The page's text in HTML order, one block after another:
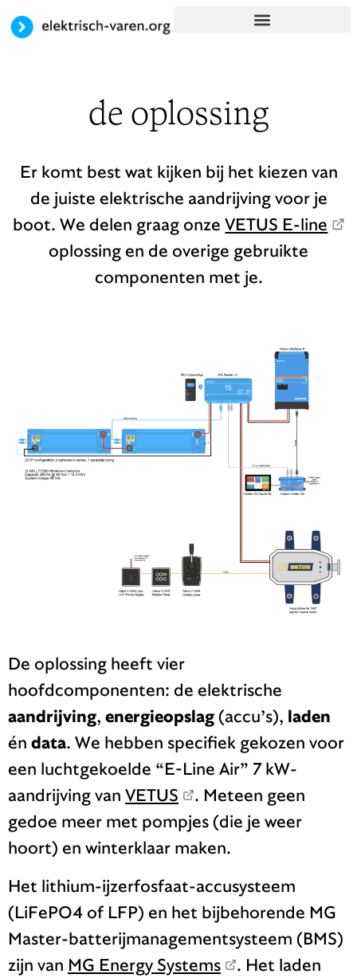
de oplossing
Er komt best wat kijken bij het kiezen van
de juiste elektrische aandrijving voor je
boot. We delen graag onzeVETUS E-line
oplossing en de overige gebruikte
componenten met je.
De oplossing heeft vier
hoofdcomponenten: de elektrische
aandrijving, energieopslag(accu’s), laden
én data. We hebben specifiek gekozen voor
een luchtgekoelde “E-Line Air” 7 kW-
aandrijving van VETUS
. Meteen geen
gedoe meer met pompjes (die je weer
hoort) en winterklaar maken.
Het lithium-ijzerfosfaat-accusysteem
(LiFePO4 of LFP) en het bijbehorende MG
Master-batterijmanagementsysteem (BMS)
zijn van MG Energy Systems
. Het laden